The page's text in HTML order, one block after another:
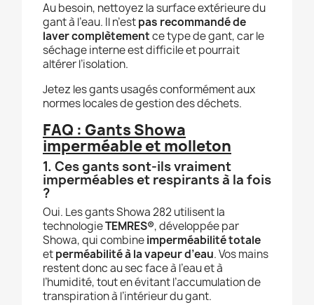
Au besoin, nettoyez la surface extérieure du
gant à l’eau. Il n’estpas recommandé de
laver complètementce type de gant, car le
séchage interne est difficile et pourrait
altérer l’isolation.
Jetez les gants usagés conformément aux
normes locales de gestion des déchets.
FAQ : Gants Showa
imperméable et molleton
1. Ces gants sont-ils vraiment
imperméables et respirants à la fois
?
Oui. Les gants Showa 282 utilisent la
technologieTEMRES®, développée par
Showa, qui combineimperméabilité totale
etperméabilité à la vapeur d’eau. Vos mains
restent donc au sec face à l’eau et à
l’humidité, tout en évitant l’accumulation de
transpiration à l’intérieur du gant.